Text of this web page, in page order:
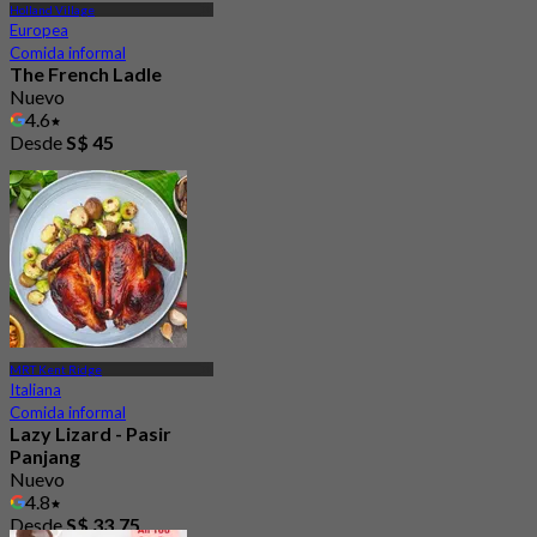
Holland Village
Europea
Comida informal
The French Ladle
Nuevo
4.6
DesdeS$ 45
MRT Kent Ridge
Italiana
Comida informal
Lazy Lizard - Pasir
Panjang
Nuevo
4.8
DesdeS$ 33.75